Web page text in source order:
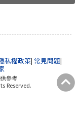
私權政策| 常見問題|
參考
Reserved.